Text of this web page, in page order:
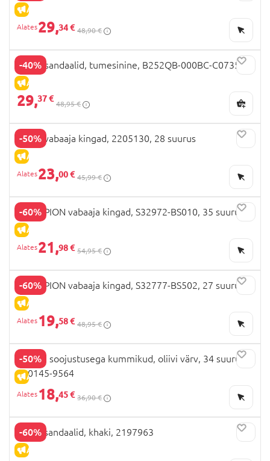
ALLAHINDLUS
29,34 € 48,90 €
-40%
ALLAHINDLUS
GEOX sandaalid, tumesinine, B252QB-000BC-C0735
29,37 €
48,95 €
-50%
ALLAHINDLUS
BEPPI vabaaja kingad, 2205130, 28 suurus
23,00 € 45,99 €
-60%
ALLAHINDLUS
CHAMPION vabaaja kingad, S32972-BS010, 35 suurus
21,98 € 54,95 €
-60%
ALLAHINDLUS
CHAMPION vabaaja kingad, S32777-BS502, 27 suurus
19,58 € 48,95 €
-50%
ALLAHINDLUS
CELAVI soojustusega kummikud, oliivi värv, 34 suurus,
320145-9564
18,45 € 36,90 €
-60%
ALLAHINDLUS
BEPPI sandaalid, khaki, 2197963